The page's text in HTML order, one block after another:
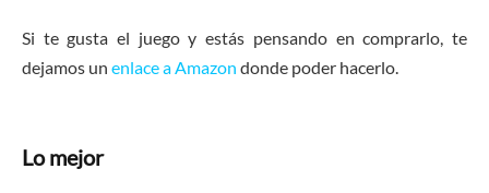
Si te gusta el juego y estás pensando en comprarlo, te
dejamos un enlace a Amazon donde poder hacerlo.
Lo mejor